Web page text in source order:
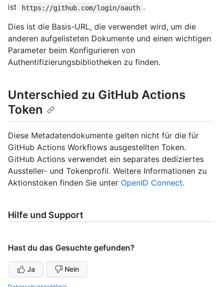
ist
https://github.com/login/oauth .
Dies ist die Basis-URL, die verwendet wird, um die
anderen aufgelisteten Dokumente und einen wichtigen
Parameter beim Konfigurieren von
Authentifizierungsbibliotheken zu finden.
Unterschied zu GitHub Actions
Token
Diese Metadatendokumente gelten nicht für die für
GitHub Actions Workflows ausgestellten Token.
GitHub Actions verwendet ein separates dediziertes
Aussteller- und Tokenprofil. Weitere Informationen zu
Aktionstoken finden Sie unter OpenID Connect.
Hilfe und Support
Hast du das Gesuchte gefunden?
Ja Nein